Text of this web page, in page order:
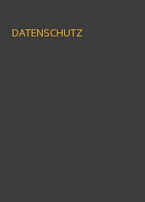
DATENSCHUTZ